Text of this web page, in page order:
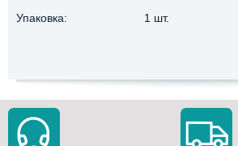
Упаковка:
1 шт.